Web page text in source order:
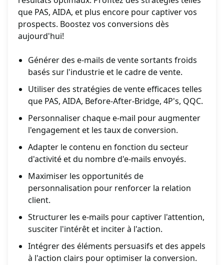
que PAS, AIDA, et plus encore pour captiver vos
prospects. Boostez vos conversions dès
aujourd'hui!
Générer des e-mails de vente sortants froids
basés sur l'industrie et le cadre de vente.
Utiliser des stratégies de vente efficaces telles
que PAS, AIDA, Before-After-Bridge, 4P's, QQC.
Personnaliser chaque e-mail pour augmenter
l'engagement et les taux de conversion.
Adapter le contenu en fonction du secteur
d'activité et du nombre d'e-mails envoyés.
Maximiser les opportunités de
personnalisation pour renforcer la relation
client.
Structurer les e-mails pour captiver l'attention,
susciter l'intérêt et inciter à l'action.
Intégrer des éléments persuasifs et des appels
à l'action clairs pour optimiser la conversion.